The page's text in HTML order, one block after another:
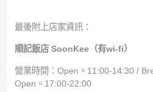
最後附上店家資訊：
順記飯店 SoonKee（有wi-fi）
營業時間：Open。11:00-14:30 /
Open。17:00-22:00